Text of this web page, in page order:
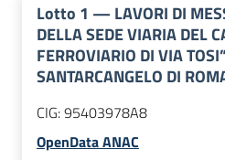
Lotto 1 — LAVORI DI
DELLA SEDE VIARIA DEL
FERROVIARIO DI VIA
SANTARCANGELO DI
CIG:95403978A8
OpenData ANAC